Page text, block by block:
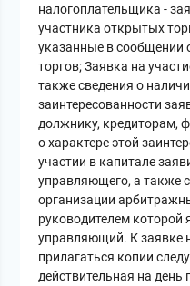
налогоплательщика -
участника открытых
указанные в сообщении
торгов; Заявка на
также сведения о
заинтересованности
должнику, кредиторам,
о характере этой
участии в капитале
управляющего, а также
организации
руководителем которой
управляющий. К заявке
прилагаться копии
действительная на день